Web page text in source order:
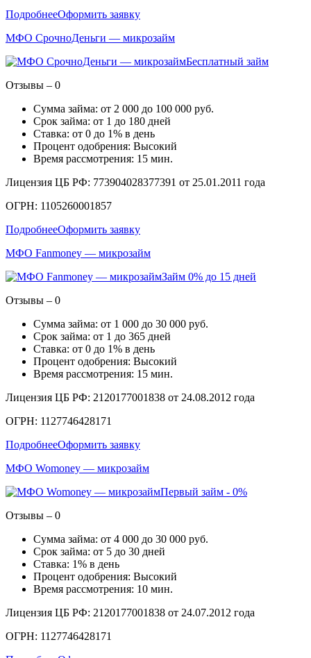
ПодробнееОформить заявку
МФО СрочноДеньги — микрозайм
Бесплатный займ
Отзывы – 0
Сумма займа: от 2 000 до 100 000 руб.
Срок займа: от 1 до 180 дней
Ставка: от 0 до 1% в день
Процент одобрения: Высокий
Время рассмотрения: 15 мин.
Лицензия ЦБ РФ: 773904028377391 от 25.01.2011 года
ОГРН: 1105260001857
ПодробнееОформить заявку
МФО Fanmoney — микрозайм
Займ 0% до 15 дней
Отзывы – 0
Сумма займа: от 1 000 до 30 000 руб.
Срок займа: от 1 до 365 дней
Ставка: от 0 до 1% в день
Процент одобрения: Высокий
Время рассмотрения: 15 мин.
Лицензия ЦБ РФ: 2120177001838 от 24.08.2012 года
ОГРН: 1127746428171
ПодробнееОформить заявку
МФО Womoney — микрозайм
Первый займ - 0%
Отзывы – 0
Сумма займа: от 4 000 до 30 000 руб.
Срок займа: от 5 до 30 дней
Ставка: 1% в день
Процент одобрения: Высокий
Время рассмотрения: 10 мин.
Лицензия ЦБ РФ: 2120177001838 от 24.07.2012 года
ОГРН: 1127746428171